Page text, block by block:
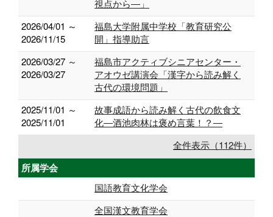
視点から―」
2026/04/01 ～
2026/11/15
福島大学附属中学校「教育研究公
開」指導助言
2026/03/27 ～
2026/03/27
福島市アクティブシニアセンター・
アオウゼ講演会「漢字から読み解く
古代の環境問題」
2025/11/01 ～
2025/11/01
故事成語から読み解く古代の飲食文
化―酒池肉林は褒め言葉！？―
全件表示（112件）
所属学会
国語教育文化学会
全国漢文教育学会